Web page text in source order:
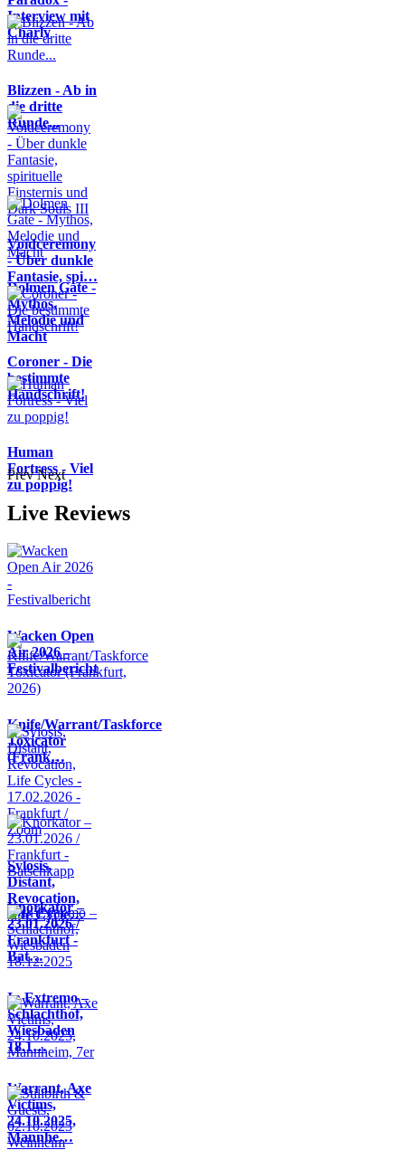
Interview mit
Charly
Blizzen - Ab in
die dritte
Runde...
Voidceremony
- Über dunkle
Fantasie, spi…
Dolmen Gate -
Mythos,
Melodie und
Macht
Coroner - Die
bestimmte
Handschrift!
Human
Fortress - Viel
zu poppig!
Prev Next
Live Reviews
Wacken Open
Air 2026 -
Festivalbericht
Knife/Warrant/Taskforce
Toxicator
(Frank…
Sylosis,
Distant,
Revocation,
Life Cycle…
Knorkator –
23.01.2026 /
Frankfurt -
Bat…
In Extremo –
Schlachthof,
Wiesbaden
18.1…
Warrant, Axe
Victims,
24.10.2025,
Mannhe…